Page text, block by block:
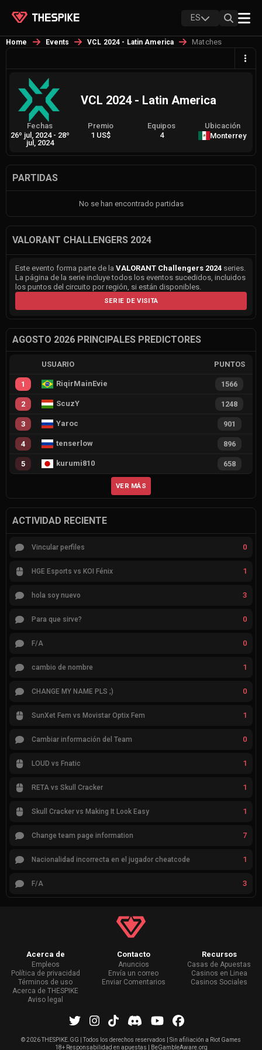
ES
Home Events VCL 2024 - Latin America Matches
VCL 2024 - Latin America
Fechas
26º jul, 2024 - 28º
jul, 2024
Premio
1 US$
Equipos
4
Ubicación
Monterrey
PARTIDAS
No se han encontrado partidas
VALORANT CHALLENGERS 2024
Este evento forma parte de la VALORANT Challengers 2024 series.
La página de la serie incluye todos los eventos sucedidos, incluidos
los puntos del circuito por región, si están disponibles.
SERIE DE VISITA
AGOSTO 2026 PRINCIPALES PREDICTORES
USUARIO PUNTOS
1 RiqirMainEvie 1566
2 ScuzY 1248
3 Yaroc 901
4 tenserlow 896
5 kurumi810 658
VER MÁS
ACTIVIDAD RECIENTE
Vincular perfiles 0
HGE Esports vs KOI Fénix 1
hola soy nuevo 3
Para que sirve? 0
F/A 0
cambio de nombre 1
CHANGE MY NAME PLS ;) 0
SunXet Fem vs Movistar Optix Fem 1
Cambiar información del Team 0
LOUD vs Fnatic 1
RETA vs Skull Cracker 1
Skull Cracker vs Making It Look Easy 1
Change team page information 7
Nacionalidad incorrecta en el jugador cheatcode 1
F/A 3
Acerca de
Empleos
Política de privacidad
Términos de uso
Acerca de THESPIKE
Aviso legal
Contacto
Anuncios
Envía un correo
Enviar Comentarios
Recursos
Casas de Apuestas
Casinos en Linea
Casinos Sociales
©2026 THESPIKE.GG | Todos los derechos reservados | Sin afiliación a Riot Games
18+ Responsabilidad en apuestas | BeGambleAware.org